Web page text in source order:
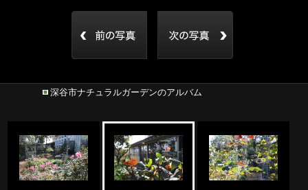
深谷市ナチュラルガーデンのアルバム